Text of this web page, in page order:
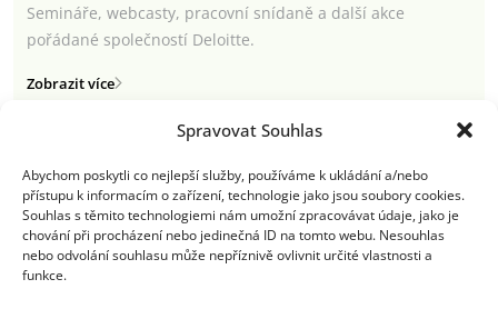
Spravovat Souhlas
Abychom poskytli co nejlepší služby, používáme k ukládání a/nebo
přístupu k informacím o zařízení, technologie jako jsou soubory cookies.
Souhlas s těmito technologiemi nám umožní zpracovávat údaje, jako je
chování při procházení nebo jedinečná ID na tomto webu. Nesouhlas
nebo odvolání souhlasu může nepříznivě ovlivnit určité vlastnosti a
funkce.
Semináře, webcasty, pracovní snídaně a další akce
pořádané společností Deloitte.
Zobrazit více
Semináře a webcasty
Newsletter